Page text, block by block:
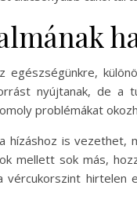
nyújtanak, de a
problémákat
is vezethet,
mellett sok más,